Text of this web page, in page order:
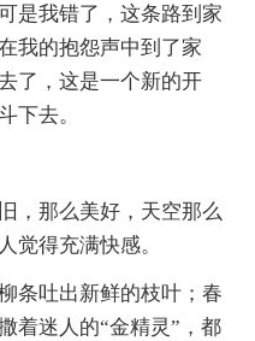
是我错了，这条路到家
我的抱怨声中到了家
了，这是一个新的开
下去。
那么美好，天空那么
觉得充满快感。
吐出新鲜的枝叶；春
着迷人的“金精灵”，都